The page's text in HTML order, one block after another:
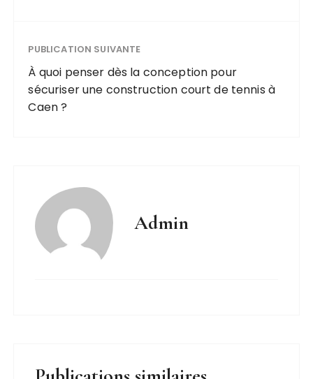
PUBLICATION SUIVANTE
À quoi penser dès la conception pour
sécuriser une construction court de tennis à
Caen ?
Admin